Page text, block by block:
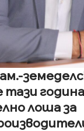
тази
лоша за